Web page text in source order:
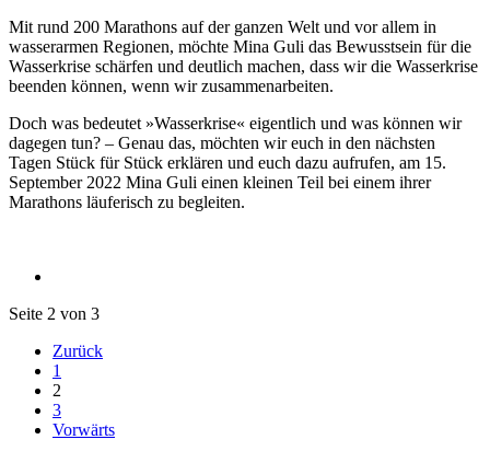
Mit rund 200 Marathons auf der ganzen Welt und vor allem in
wasserarmen Regionen, möchte Mina Guli das Bewusstsein für die
Wasserkrise schärfen und deutlich machen, dass wir die Wasserkrise
beenden können, wenn wir zusammenarbeiten.
Doch was bedeutet »Wasserkrise« eigentlich und was können wir
dagegen tun? – Genau das, möchten wir euch in den nächsten
Tagen Stück für Stück erklären und euch dazu aufrufen, am 15.
September 2022 Mina Guli einen kleinen Teil bei einem ihrer
Marathons läuferisch zu begleiten.
Seite 2 von 3
Zurück
1
2
3
Vorwärts